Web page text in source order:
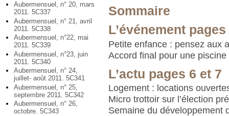
Aubermensuel, n° 20, mars
2011. 5C337
Aubermensuel, n° 21, avril
2011. 5C338
Aubermensuel, n°22, mai
2011. 5C339
Aubermensuel, n°23, juin
2011. 5C340
Aubermensuel, n° 24,
juillet- août 2011. 5C341
Aubermensuel, n° 25,
septembre 2011. 5C342
Aubermensuel, n° 26,
octobre. 5C343
Sommaire
L’événement
Petite enfance : pensez aux
Accord final pour une
L’actu pages 6 et 7
Logement : locations
Micro trottoir sur l’élection
Semaine du développement